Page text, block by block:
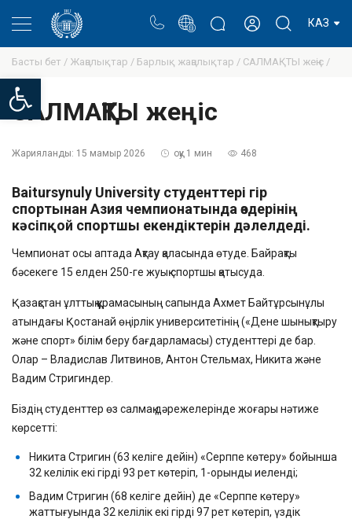
Open toolbar
КАЗ
Басты бет / Жаңалықтар / Барлық жаңалықтар / САЛМАҚТЫ жеңіс /
САЛМАҚТЫ жеңіс
Жарияланды: 15 мамыр 2026 оқу 1 мин 468
Baitursynuly University студенттері гір
спортынан Азия чемпионатында өздерінің
кәсіпқой спортшы екендіктерін дәлелдеді.
Чемпионат осы аптада Ақтау қаласында өтуде. Байрақты
бәсекеге 15 елден 250-ге жуық спортшы қатысуда.
Қазақстан ұлттық құрамасының сапында Ахмет Байтұрсынұлы
атындағы Қостанай өңірлік университетінің («Дене шынықтыру
және спорт» білім беру бағдарламасы) студенттері де бар.
Олар – Владислав Литвинов, Антон Стельмах, Никита және
Вадим Стригиндер.
Біздің студенттер өз салмақ дәрежелерінде жоғары нәтиже
көрсетті:
Никита Стригин (63 келіге дейін) «Серппе көтеру» бойынша
32 келілік екі гірді 93 рет көтеріп, 1-орынды иеленді;
Вадим Стригин (68 келіге дейін) де «Серппе көтеру»
жаттығуында 32 келілік екі гірді 97 рет көтеріп, үздік